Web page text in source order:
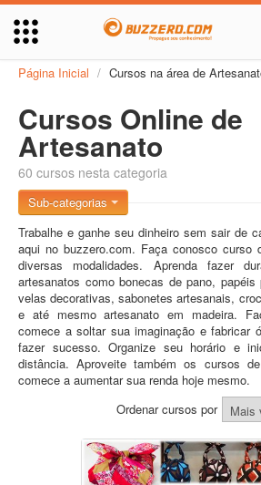
Página Inicial / Cursos na área de
Cursos Online de
Artesanato
60 cursos nesta categoria
Sub-categorias
Trabalhe e ganhe seu dinheiro sem sair de
aqui no buzzero.com. Faça conosco curso
diversas modalidades. Aprenda fazer
artesanatos como bonecas de pano,
velas decorativas, sabonetes artesanais,
e até mesmo artesanato em madeira.
comece a soltar sua imaginação e fabricar
fazer sucesso. Organize seu horário e
distância. Aproveite também os cursos
comece a aumentar sua renda hoje mesmo.
Ordenar cursos por